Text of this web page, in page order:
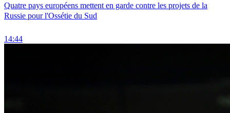
Quatre pays européens mettent en garde contre les projets de la
Russie pour l'Ossétie du Sud
14:44